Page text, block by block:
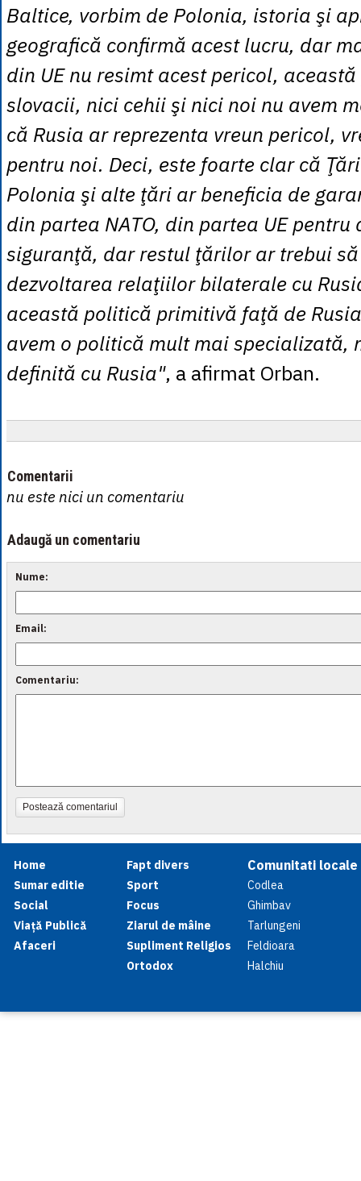
Baltice, vorbim de Polonia, istoria şi
geografică confirmă acest lucru, dar
din UE nu resimt acest pericol,
slovacii, nici cehii şi nici noi nu avem
că Rusia ar reprezenta vreun pericol,
pentru noi. Deci, este foarte clar că
Polonia şi alte ţări ar beneficia de
din partea NATO, din partea UE pentru
siguranţă, dar restul ţărilor ar trebui să
dezvoltarea relaţiilor bilaterale cu
această politică primitivă faţă de
avem o politică mult mai specializată,
definită cu Rusia", a afirmat Orban.
Comentarii
nu este nici un comentariu
Adaugă un comentariu
Nume:
Email:
Comentariu:
Postează comentariul
Home
Sumar editie
Social
Viață Publică
Afaceri
Fapt divers
Sport
Focus
Ziarul de mâine
Supliment Religios
Ortodox
Comunitati locale
Codlea
Ghimbav
Tarlungeni
Feldioara
Halchiu